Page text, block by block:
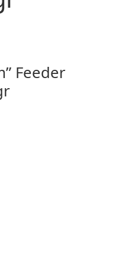
Feeder